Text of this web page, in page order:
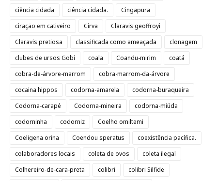
ciência cidadã
ciência cidadã.
Cingapura
ciração em cativeiro
Cirva
Claravis geoffroyi
Claravis pretiosa
classificada como ameaçada
clonagem
clubes de ursos Gobi
coala Coandu-mirim
coatá
cobra-de-árvore-marrom
cobra-marrom-da-árvore
cocaina hippos
codorna-amarela
codorna-buraqueira
Codorna-carapé
Codorna-mineira
codorna-miúda
codorninha
codorniz
Coelho omiltemi
Coeligena orina
Coendou speratus
coexistência pacífica.
colaboradores locais
coleta de ovos
coleta ilegal
Colhereiro-de-cara-preta
colibri
colibri Silfide